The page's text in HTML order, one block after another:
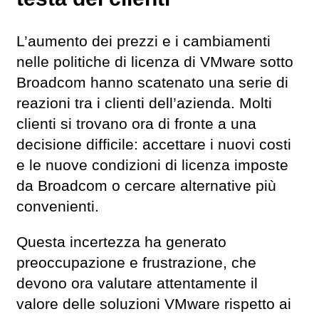
L’aumento dei prezzi e i cambiamenti
nelle politiche di licenza di VMware sotto
Broadcom hanno scatenato una serie di
reazioni tra i clienti dell’azienda. Molti
clienti si trovano ora di fronte a una
decisione difficile: accettare i nuovi costi
e le nuove condizioni di licenza imposte
da Broadcom o cercare alternative più
convenienti.
Questa incertezza ha generato
preoccupazione e frustrazione, che
devono ora valutare attentamente il
valore delle soluzioni VMware rispetto ai